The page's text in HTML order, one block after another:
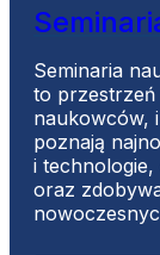
Seminaria
to przestrzeń
naukowców,
poznają
i
oraz